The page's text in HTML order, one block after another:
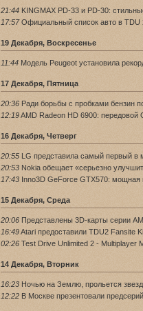
21:44 KINGMAX PD-33 и PD-30:
17:57 Oфициальный список авто в TDU
19 Декабря, Воскресенье
11:44 Модель Peugeot установила
17 Декабря, Пятница
20:36 Ради борьбы с пробками бензин
12:19AMD Radeon HD 6900: передовой
16 Декабря, Четверг
20:55 LG представила самый первый
20:53 Nokia обещает «серьезно
17:43 Inno3D GeForce GTX570: мощная
15 Декабря, Среда
20:06 Представлены 3D-карты серии
16:49Atari предоставили TDU2 Fansite
02:26 Test Drive Unlimited 2 - Multiplayer
14 Декабря, Вторник
16:23 Ночью на Землю, прольется
12:22 В Москве презентовали